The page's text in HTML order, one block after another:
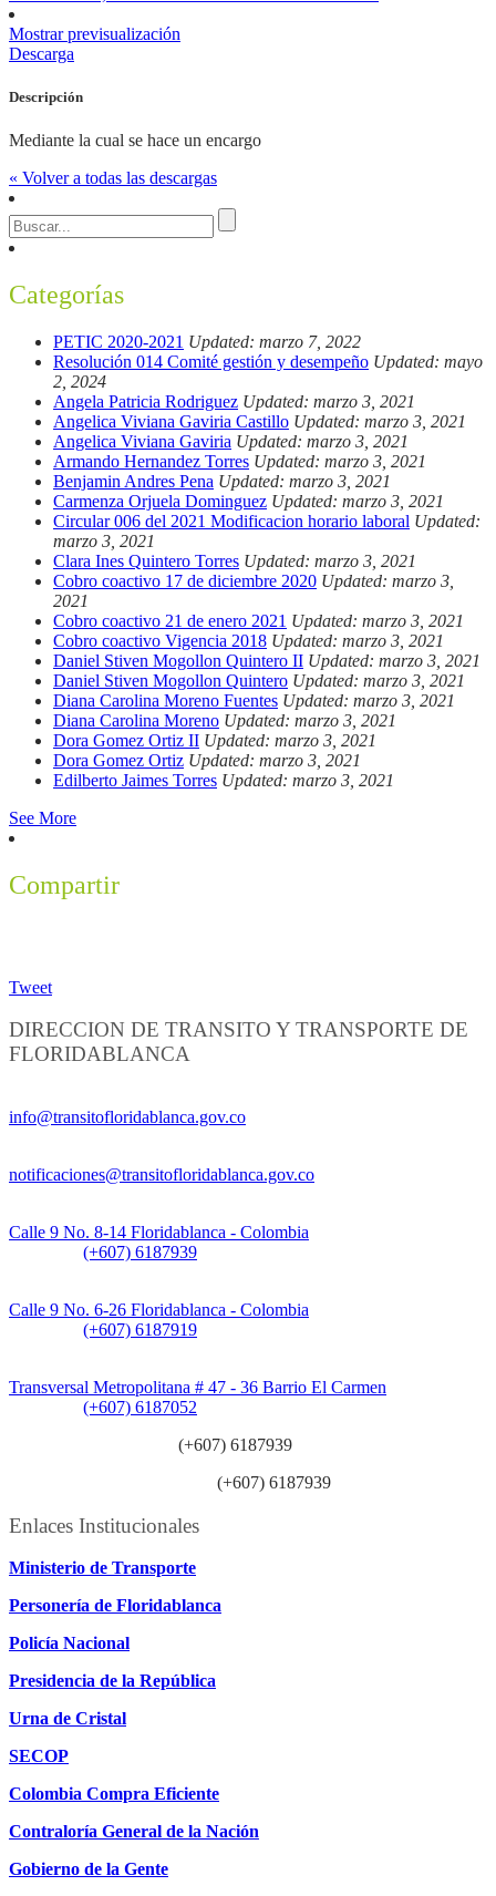
Mostrar previsualización
Descarga
Descripción
Mediante la cual se hace un encargo
« Volver a todas las descargas
Categorías
PETIC 2020-2021 Updated: marzo 7, 2022
Resolución 014 Comité gestión y desempeño Updated: mayo
2, 2024
Angela Patricia Rodriguez Updated: marzo 3, 2021
Angelica Viviana Gaviria Castillo Updated: marzo 3, 2021
Angelica Viviana Gaviria Updated: marzo 3, 2021
Armando Hernandez Torres Updated: marzo 3, 2021
Benjamin Andres Pena Updated: marzo 3, 2021
Carmenza Orjuela Dominguez Updated: marzo 3, 2021
Circular 006 del 2021 Modificacion horario laboral Updated:
marzo 3, 2021
Clara Ines Quintero Torres Updated: marzo 3, 2021
Cobro coactivo 17 de diciembre 2020 Updated: marzo 3,
2021
Cobro coactivo 21 de enero 2021 Updated: marzo 3, 2021
Cobro coactivo Vigencia 2018 Updated: marzo 3, 2021
Daniel Stiven Mogollon Quintero II Updated: marzo 3, 2021
Daniel Stiven Mogollon Quintero Updated: marzo 3, 2021
Diana Carolina Moreno Fuentes Updated: marzo 3, 2021
Diana Carolina Moreno Updated: marzo 3, 2021
Dora Gomez Ortiz II Updated: marzo 3, 2021
Dora Gomez Ortiz Updated: marzo 3, 2021
Edilberto Jaimes Torres Updated: marzo 3, 2021
See More
Compartir
Tweet
DIRECCION DE TRANSITO Y TRANSPORTE DE
FLORIDABLANCA
info@transitofloridablanca.gov.co
notificaciones@transitofloridablanca.gov.co
Calle 9 No. 8-14 Floridablanca - Colombia
(+607) 6187939
Calle 9 No. 6-26 Floridablanca - Colombia
(+607) 6187919
Transversal Metropolitana # 47 - 36 Barrio El Carmen
(+607) 6187052
(+607) 6187939
(+607) 6187939
Enlaces Institucionales
Ministerio de Transporte
Personería de Floridablanca
Policía Nacional
Presidencia de la República
Urna de Cristal
SECOP
Colombia Compra Eficiente
Contraloría General de la Nación
Gobierno de la Gente